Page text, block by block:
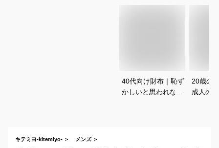
40代向け財布｜恥ず
かしいと思われな
20歳の
成人の
キテミヨ-kitemiyo- メンズ